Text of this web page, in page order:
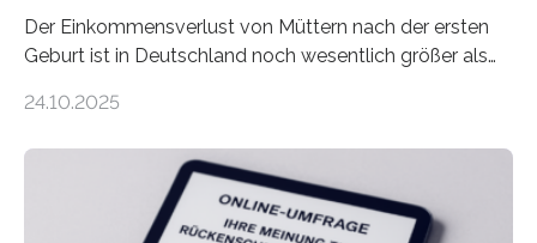
Der Einkommensverlust von Müttern nach der ersten
Geburt ist in Deutschland noch wesentlich größer als
nach der Geburt durchschnittlich fast 30.000 Euro
langfristigen Auswirkungen auf Karriere und die spätere
Rente. Bisherige Schätzungen lagen bei rund 20.000
Euro und damit etwa 30 Prozent zu niedrig. Zu diesem
24.10.2025